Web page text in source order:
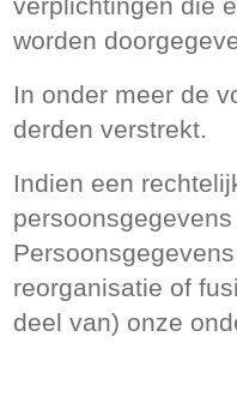
worden
In onder meer de
derden verstrekt.
Indien een
reorganisatie of
deel van) onze